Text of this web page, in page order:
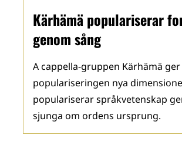
Kärhämä populariserar
genom sång
A cappella-gruppen Kärhämä ger
populariseringen nya
populariserar språkvetenskap
sjunga om ordens ursprung.